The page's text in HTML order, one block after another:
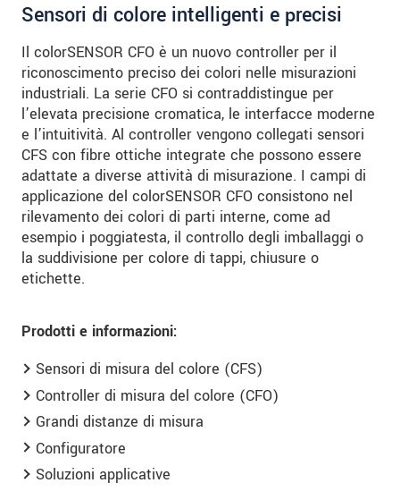
Sensori di colore intelligenti e precisi
Il colorSENSOR CFO è un nuovo controller per il
riconoscimento preciso dei colori nelle misurazioni
industriali. La serie CFO si contraddistingue per
l’elevata precisione cromatica, le interfacce moderne
e l’intuitività. Al controller vengono collegati sensori
CFS con fibre ottiche integrate che possono essere
adattate a diverse attività di misurazione. I campi di
applicazione del colorSENSOR CFO consistono nel
rilevamento dei colori di parti interne, come ad
esempio i poggiatesta, il controllo degli imballaggi o
la suddivisione per colore di tappi, chiusure o
etichette.
Prodotti e informazioni:
Sensori di misura del colore (CFS)
Controller di misura del colore (CFO)
Grandi distanze di misura
Configuratore
Soluzioni applicative